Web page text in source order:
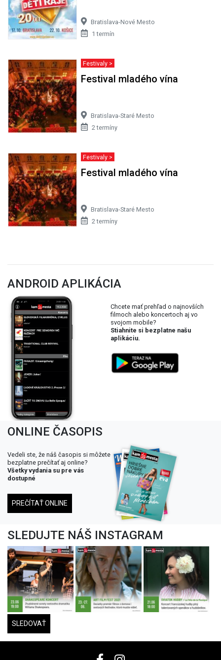
Bratislava-Nové Mesto
1 termín
Festivaly >
Festival mladého vína
Bratislava-Staré Mesto
2 termíny
Festivaly >
Festival mladého vína
Bratislava-Staré Mesto
2 termíny
ANDROID APLIKÁCIA
Chcete mať prehľad o najnovších
filmoch alebo koncertoch aj vo
svojom mobile?
Stiahnite si bezplatne našu
aplikáciu.
ONLINE ČASOPIS
Vedeli ste, že náš časopis si môžete
bezplatne prečítať aj online?
Všetky vydania su pre vás
dostupné
PREČÍTAŤ ONLINE
SLEDUJTE NÁŠ INSTAGRAM
SLEDOVAŤ